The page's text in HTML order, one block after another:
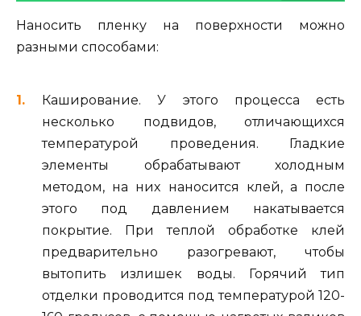
Наносить пленку на поверхности можно
разными способами:
Каширование. У этого процесса есть
несколько подвидов, отличающихся
температурой проведения. Гладкие
элементы обрабатывают холодным
методом, на них наносится клей, а после
этого под давлением накатывается
покрытие. При теплой обработке клей
предварительно разогревают, чтобы
вытопить излишек воды. Горячий тип
отделки проводится под температурой 120-